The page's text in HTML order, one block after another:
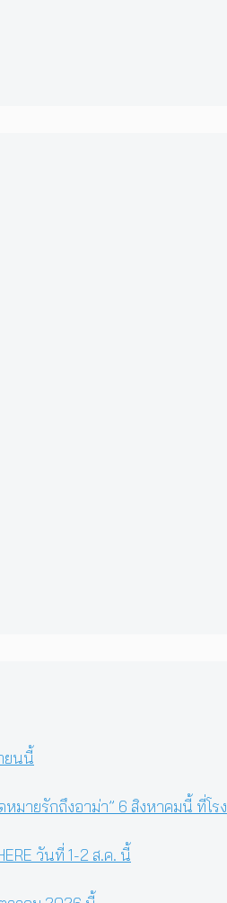
ยนนี้
มายรักถึงอาม่า” 6 สิงหาคมนี้ ที่โรง
วันที่ 1-2 ส.ค. นี้